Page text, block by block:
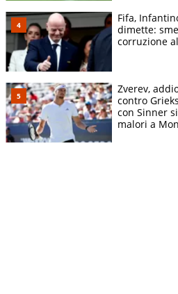
Fifa,
dimette:
corruzione
Zverev,
contro
con Sinner
malori a